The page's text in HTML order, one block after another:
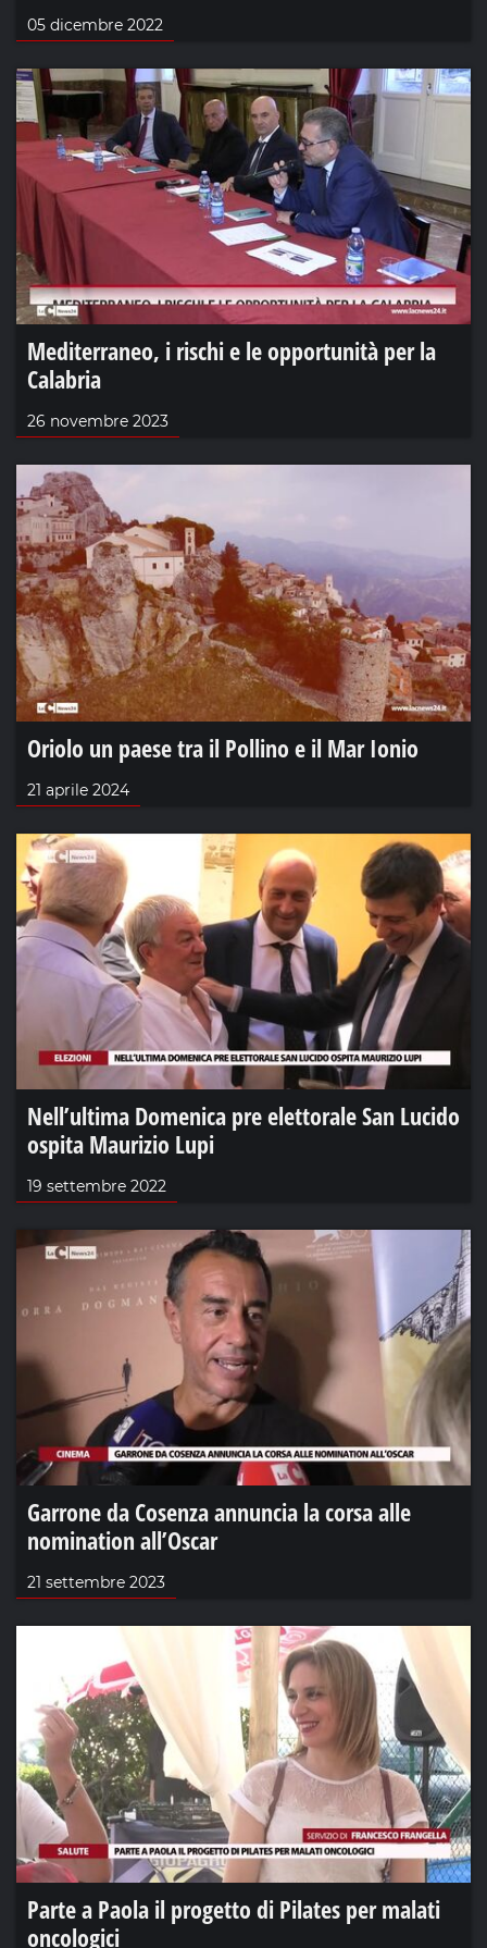
05 dicembre 2022
Mediterraneo, i rischi e le opportunità per la
Calabria
26 novembre 2023
Oriolo un paese tra il Pollino e il Mar Ionio
21 aprile 2024
Nell’ultima Domenica pre elettorale San Lucido
ospita Maurizio Lupi
19 settembre 2022
Garrone da Cosenza annuncia la corsa alle
nomination all’Oscar
21 settembre 2023
Parte a Paola il progetto di Pilates per malati
oncologici